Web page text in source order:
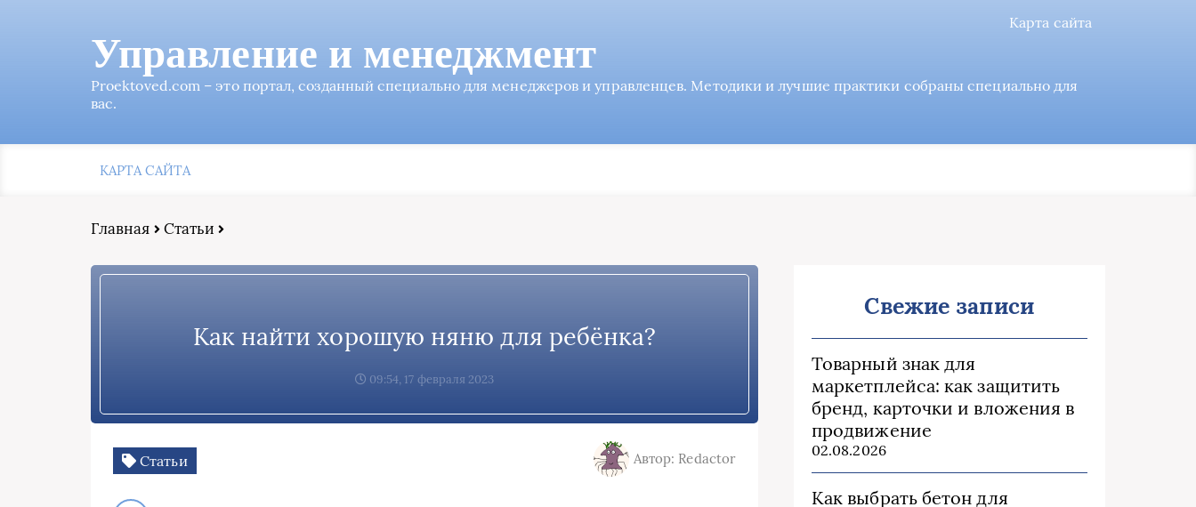
Карта сайта
Управление и менеджмент
Proektoved.com – это портал, созданный специально для менеджеров и управленцев. Методики и лучшие практики собраны специально для
вас.
КАРТА САЙТА
Главная Статьи
Как найти хорошую няню для ребёнка?
09:54, 17 февраля 2023
Статьи Автор: Redactor
Свежие записи
Товарный знак для
маркетплейса: как защитить
бренд, карточки и вложения в
продвижение
02.08.2026
Как выбрать бетон для